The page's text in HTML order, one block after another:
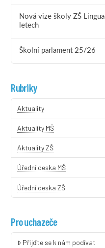
Nová vize školy ZŠ
letech
Školní parlament 25/26
Rubriky
Aktuality
Aktuality MŠ
Aktuality ZŠ
Úřední deska MŠ
Úřední deska ZŠ
Pro uchazeče
Přijďte se k nám podívat